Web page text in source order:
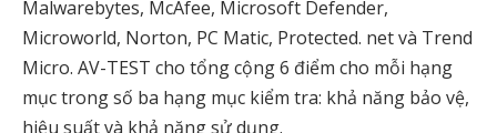
Malwarebytes, McAfee, Microsoft Defender,
Microworld, Norton, PC Matic, Protected. net và Trend
Micro. AV-TEST cho tổng cộng 6 điểm cho mỗi hạng
mục trong số ba hạng mục kiểm tra: khả năng bảo vệ,
hiệu suất và khả năng sử dụng.